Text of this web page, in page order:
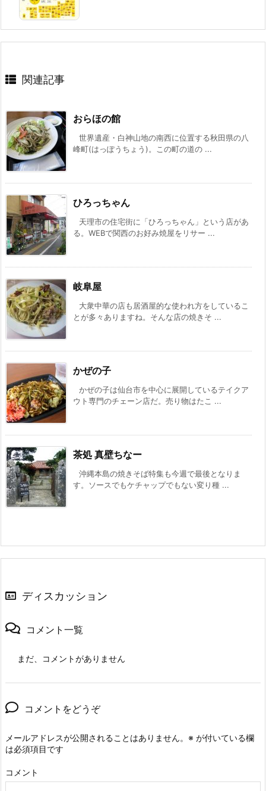
関連記事
おらほの館
世界遺産・白神山地の南西に位置する秋田県の八
峰町(はっぽうちょう)。この町の道の ...
ひろっちゃん
天理市の住宅街に「ひろっちゃん」という店があ
る。WEBで関西のお好み焼屋をリサー ...
岐阜屋
大衆中華の店も居酒屋的な使われ方をしているこ
とが多々ありますね。そんな店の焼きそ ...
かぜの子
かぜの子は仙台市を中心に展開しているテイクア
ウト専門のチェーン店だ。売り物はたこ ...
茶処 真壁ちなー
沖縄本島の焼きそば特集も今週で最後となりま
す。ソースでもケチャップでもない変り種 ...
ディスカッション
コメント一覧
まだ、コメントがありません
コメントをどうぞ
メールアドレスが公開されることはありません。 ※ が付いている欄
は必須項目です
コメント